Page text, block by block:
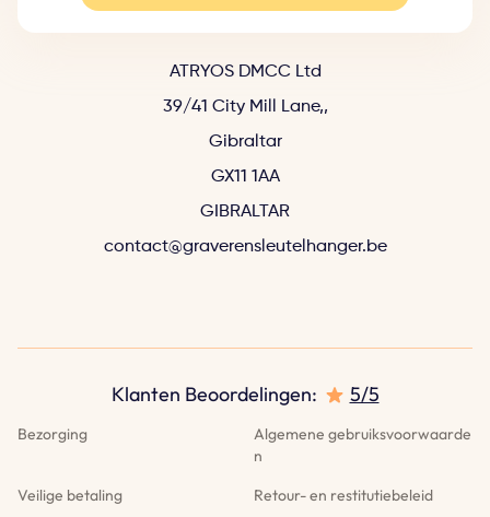
ATRYOS DMCC Ltd
39/41 City Mill Lane,,
Gibraltar
GX11 1AA
GIBRALTAR
contact@graverensleutelhanger.be
Bezorging
Algemene gebruiksvoorwaarde
n
Veilige betaling
Retour- en restitutiebeleid
Klanten Beoordelingen: 5/5